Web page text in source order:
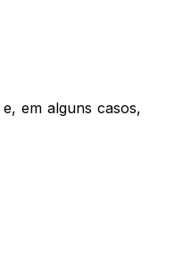
em alguns casos,